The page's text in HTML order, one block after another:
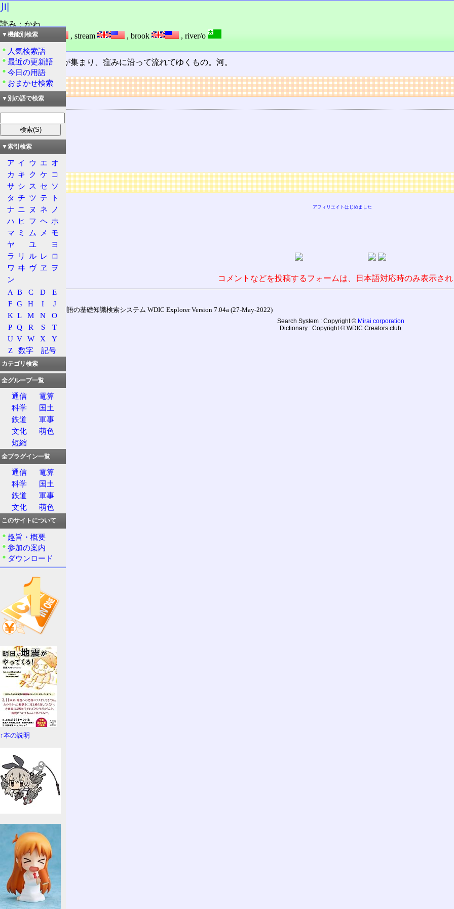
川
読み：かわ
外語：river , stream , brook , river/o
品詞：名詞
地表の窪みに
が集まり、窪みに沿って流れてゆくもの。河。
リンク
関連する用語
林
森
海
広告
アフィリエイトはじめました
コメントなどを投稿するフォームは、日本語対応時のみ表示さ
通信用語の基礎知識検索システム WDIC Explorer Version 7.04a (27-May-2022)
Search System : Copyright © Mirai corporation
Dictionary : Copyright © WDIC Creators club
▼機能別検索
人気検索語
最近の更新語
今日の用語
おまかせ検索
▼別の語で検索
▼索引検索
ア イ ウ エ オ
カ キ ク ケ コ
サ シ ス セ ソ
タ チ ツ テ
ト
ナ ニ ヌ ネ
ノ
ハ ヒ フ ヘ ホ
マ ミ ム メ
モ
ヤ
ユ
ヨ
ラ
リ ル レ ロ
ワ ヰ ヴ ヱ
ヲ
ン
A B C D
E
F G H I
J
K L M N
O
P Q R S
T
U V W X
Y
Z
数字 記号
カテゴリ検索
全グループ一覧
通信
電算
科学
国土
鉄道
軍事
文化
萌色
短縮
全プラグイン一覧
通信
電算
科学
国土
鉄道
軍事
文化
萌色
このサイトについて
趣旨・概要
参加の案内
ダウンロード
↑本の説明